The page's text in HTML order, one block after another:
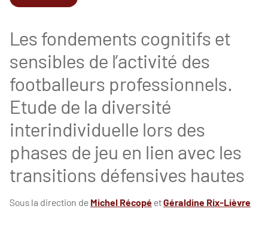
Les fondements cognitifs et
sensibles de l’activité des
footballeurs professionnels.
Etude de la diversité
interindividuelle lors des
phases de jeu en lien avec les
transitions défensives hautes
Sous la direction de Michel Récopé etGéraldine Rix-Lièvre